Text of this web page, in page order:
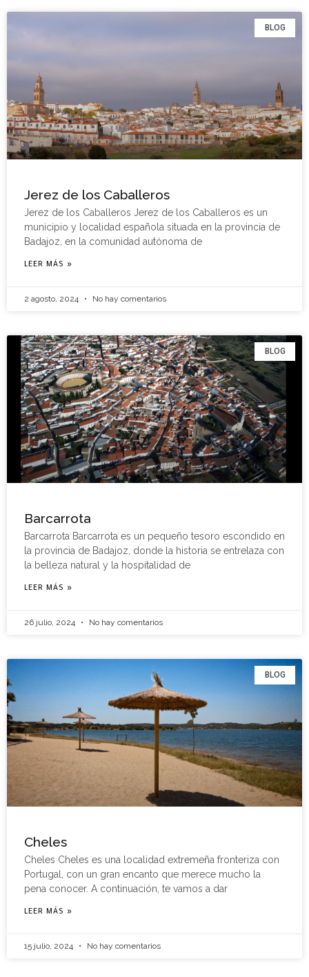
BLOG
Jerez de los Caballeros
Jerez de los Caballeros Jerez de los Caballeros es un
municipio y localidad española situada en la provincia de
Badajoz, en la comunidad autónoma de
LEER MÁS »
2 agosto, 2024 No hay comentarios
BLOG
Barcarrota
Barcarrota Barcarrota es un pequeño tesoro escondido en
la provincia de Badajoz, donde la historia se entrelaza con
la belleza natural y la hospitalidad de
LEER MÁS »
26 julio, 2024 No hay comentarios
BLOG
Cheles
Cheles Cheles es una localidad extremeña fronteriza con
Portugal, con un gran encanto que merece mucho la
pena conocer. A continuación, te vamos a dar
LEER MÁS »
15 julio, 2024 No hay comentarios